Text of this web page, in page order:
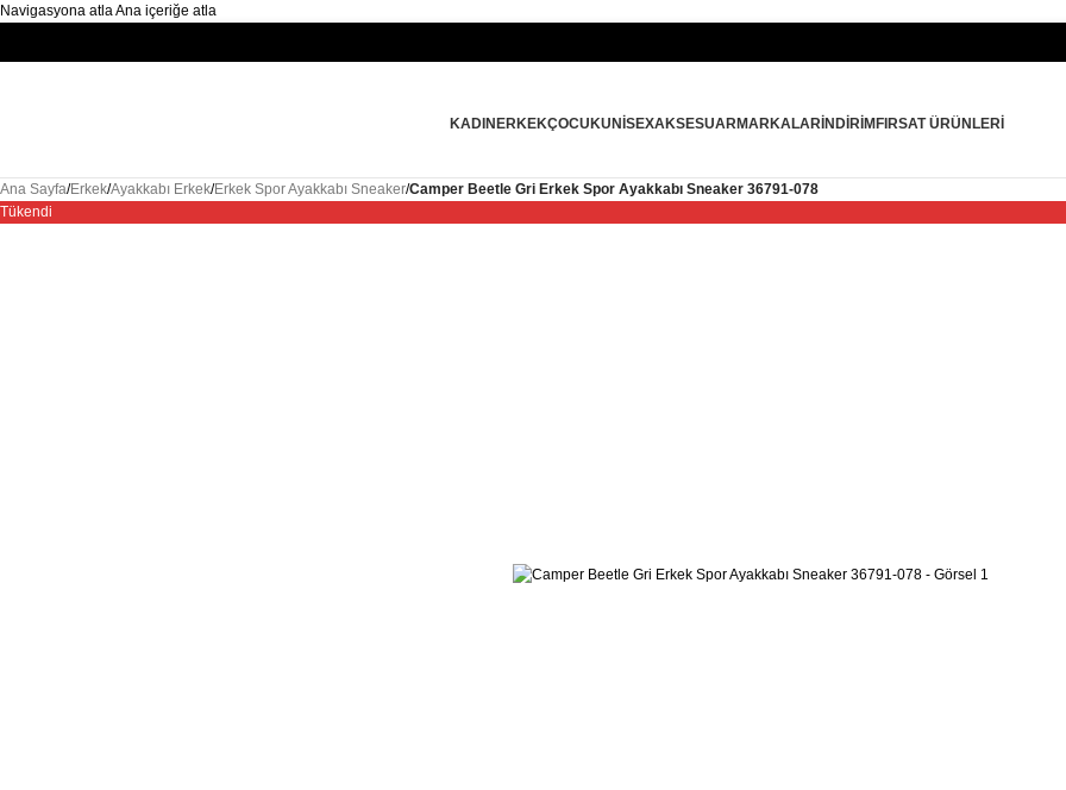
Navigasyona atlaAna içeriğe atla
KADIN ERKEKÇOCUKUNISEXAKSESUARMARKALARİNDIRIM FIRSAT ÜRÜNLERI
Ana Sayfa/Erkek/Ayakkabı Erkek/Erkek Spor Ayakkabı Sneaker/Camper Beetle Gri Erkek Spor Ayakkabı Sneaker 36791-078
Tükendi